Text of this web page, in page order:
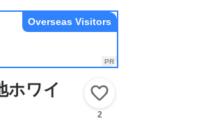
Overseas Visitors
ワイ
2